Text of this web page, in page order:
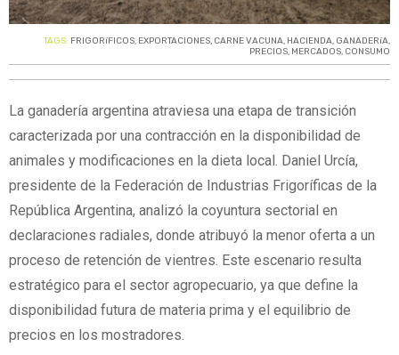
TAGS: FRIGORíFICOS, EXPORTACIONES, CARNE VACUNA, HACIENDA, GANADERíA,
PRECIOS, MERCADOS, CONSUMO
La ganadería argentina atraviesa una etapa de transición
caracterizada por una contracción en la disponibilidad de
animales y modificaciones en la dieta local. Daniel Urcía,
presidente de la Federación de Industrias Frigoríficas de la
República Argentina, analizó la coyuntura sectorial en
declaraciones radiales, donde atribuyó la menor oferta a un
proceso de retención de vientres. Este escenario resulta
estratégico para el sector agropecuario, ya que define la
disponibilidad futura de materia prima y el equilibrio de
precios en los mostradores.